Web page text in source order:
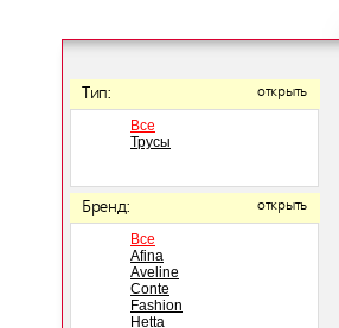
Тип: открыть
Все
Трусы
Бренд: открыть
Все
Afina
Aveline
Conte
Fashion
Hetta